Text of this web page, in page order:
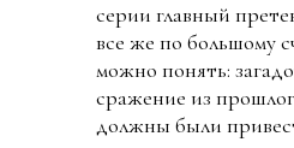
серии главный
все же по большому
можно понять:
сражение из
должны были